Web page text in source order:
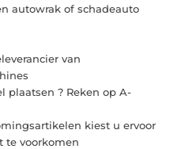
autowrak of schadeauto
van
plaatsen ? Reken op A-
kiest u ervoor
te voorkomen